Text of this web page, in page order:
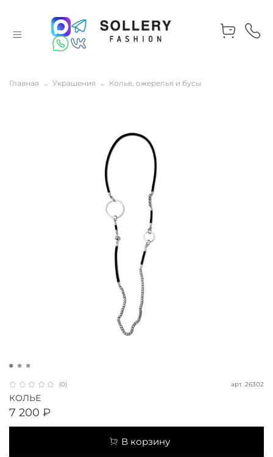
Главная Украшения Колье, ожерелья и бусы
(0) арт. 26302
КОЛЬЕ
7 200 ₽
В корзину